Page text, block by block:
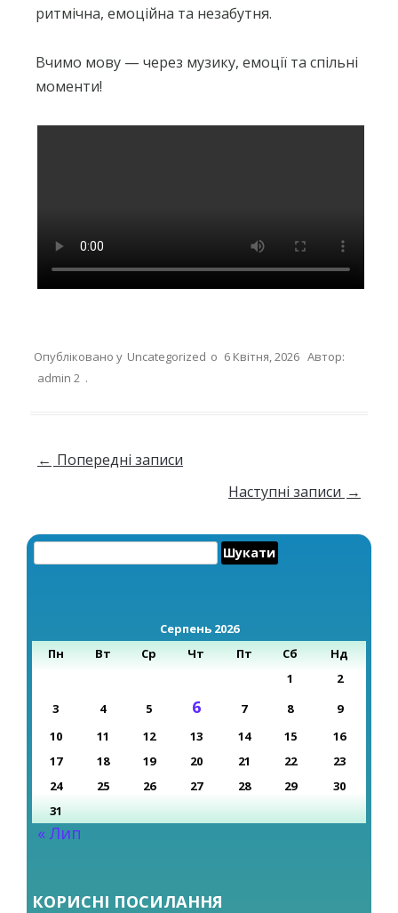
ритмічна, емоційна та незабутня.
Вчимо мову — через музику, емоції та спільні
моменти!
Опубліковано у Uncategorized о 6 Квітня, 2026 Автор:
admin 2 .
Навігація по запису
← Попередні записи
Наступні записи →
Серпень 2026
Пн
Вт Ср Чт Пт Сб
Нд
1
2
3
4 5 6 7 8
9
10
11 12 13 14 15
16
17
18 19 20 21 22
23
24
25 26 27 28 29
30
31
« Лип
КОРИСНІ ПОСИЛАННЯ